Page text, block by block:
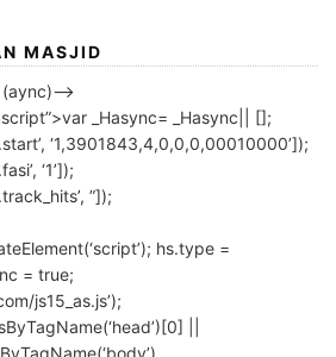
MASJID
(aync)–>
_Hasync= _Hasync|| [];
‘1,3901843,4,0,0,0,00010000’]);
‘1’]);
”]);
hs.type =
= true;
js15_as.js’);
||